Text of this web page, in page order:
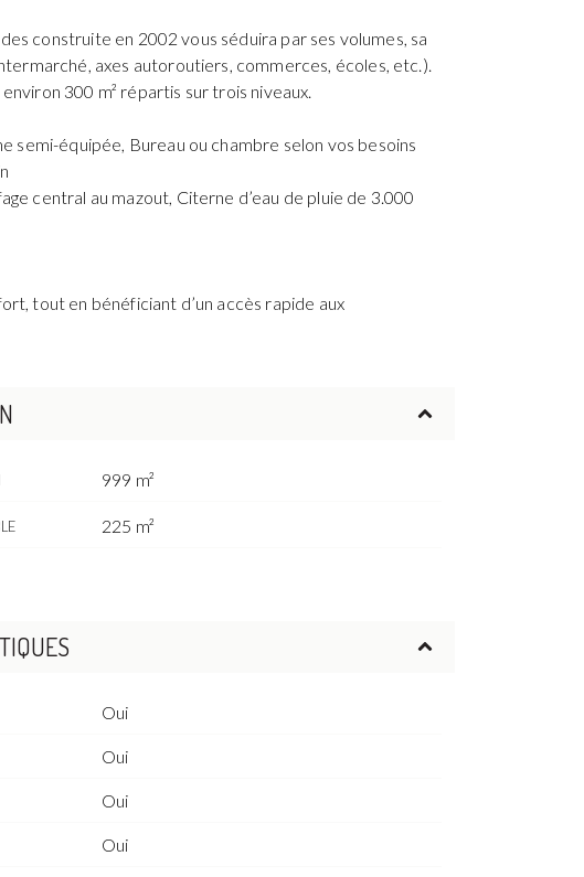
construite en 2002 vous séduira par ses volumes, sa
axes autoroutiers, commerces, écoles, etc.).
300 m² répartis sur trois niveaux.
semi-équipée, Bureau ou chambre selon vos besoins
central au mazout, Citerne d’eau de pluie de 3.000
tout en bénéficiant d’un accès rapide aux
999 m²
225 m²
Oui
Oui
Oui
Oui